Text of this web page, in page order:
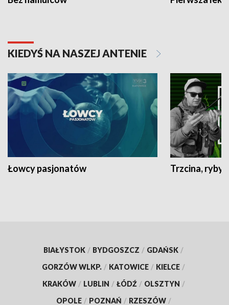
KIEDYŚ NA NASZEJ ANTENIE
Łowcy pasjonatów Trzcina, ryby
BIAŁYSTOK / BYDGOSZCZ / GDAŃSK /
GORZÓW WLKP. / KATOWICE / KIELCE /
KRAKÓW / LUBLIN / ŁÓDŹ / OLSZTYN /
OPOLE / POZNAŃ / RZESZÓW /